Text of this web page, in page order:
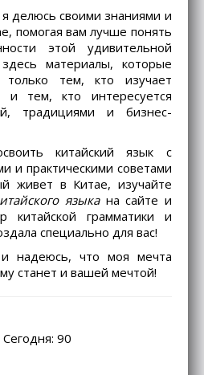
делюсь своими знаниями и
помогая вам лучше понять
этой удивительной
материалы, которые
тем, кто изучает
и тем, кто интересуется
традициями и бизнес-
китайский язык с
и практическими советами
живет в Китае, изучайте
языкана сайте и
китайской грамматики и
специально для вас!
надеюсь, что моя мечта
станет и вашей мечтой!
90